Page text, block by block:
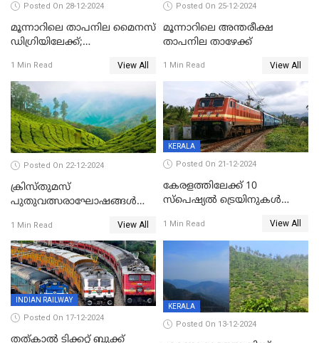
Posted On 28-12-2024
മൂന്നാറിലെ താപനില മൈനസ്
ഡിഗ്രിയിലേക്ക്;
എണ്ണം വര്‍ധിച്ചു
1 Min Read View All
Posted On 25-12-2024
മൂന്നാറിലെ അന്തരീക്ഷ
താപനില താഴേക്ക്
1 Min Read View All
Posted On 22-12-2024
ക്രിസ്തുമസ്
പുതുവത്സരാഘോഷങ്ങൾ
വരവേൽക്കാനൊരുങ്ങി
മൂന്നാർ
1 Min Read View All
KERALA
Posted On 21-12-2024
കേരളത്തിലേക്ക് 10
സ്‌പെഷ്യല്‍ ട്രെയിനുകള്‍
തീര്‍ഥാടകര്‍ക്കായി 416
സ്‌പെഷ്യല്‍ ട്രിപ്പുകള്‍
1 Min Read View All
INDIAN RAILWAY
Posted On 17-12-2024
തത്കാൽ ടിക്കറ്റ് ബുക്ക്
KERALA
Posted On 13-12-2024